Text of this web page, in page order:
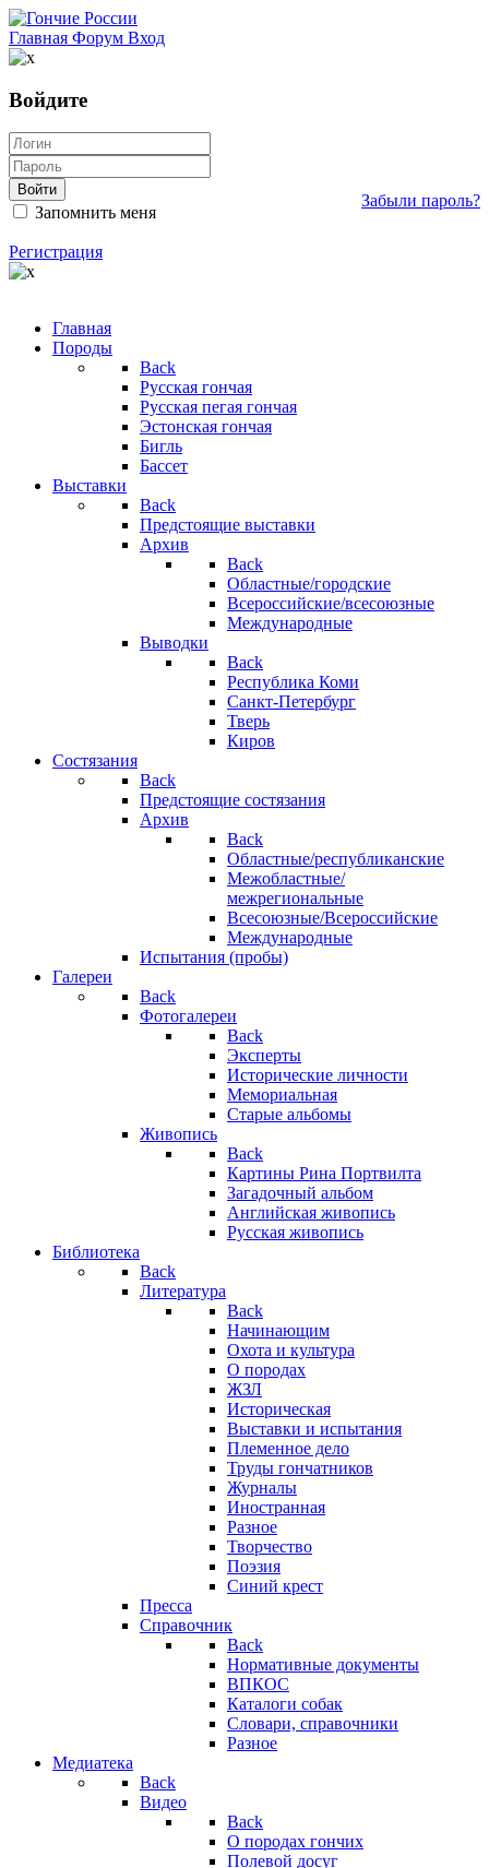
Главная Форум Вход
Войдите
Войти
Запомнить меня
Забыли пароль?
Регистрация
Главная
Породы
Back
Русская гончая
Русская пегая гончая
Эстонская гончая
Бигль
Бассет
Выставки
Back
Предстоящие выставки
Архив
Back
Областные/городские
Всероссийские/всесоюзные
Международные
Выводки
Back
Республика Коми
Санкт-Петербург
Тверь
Киров
Состязания
Back
Предстоящие состязания
Архив
Back
Областные/республиканские
Межобластные/
межрегиональные
Всесоюзные/Всероссийские
Международные
Испытания (пробы)
Галереи
Back
Фотогалереи
Back
Эксперты
Исторические личности
Мемориальная
Старые альбомы
Живопись
Back
Картины Рина Портвилта
Загадочный альбом
Английская живопись
Русская живопись
Библиотека
Back
Литература
Back
Начинающим
Охота и культура
О породах
ЖЗЛ
Историческая
Выставки и испытания
Племенное дело
Труды гончатников
Журналы
Иностранная
Разное
Творчество
Поэзия
Синий крест
Пресса
Справочник
Back
Нормативные документы
ВПКОС
Каталоги собак
Словари, справочники
Разное
Медиатека
Back
Видео
Back
О породах гончих
Полевой досуг